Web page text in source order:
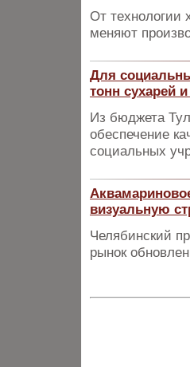
От технологии
меняют
Для
тонн сухарей
Из бюджета
обеспечение
социальных
визуальную
Челябинский
рынок